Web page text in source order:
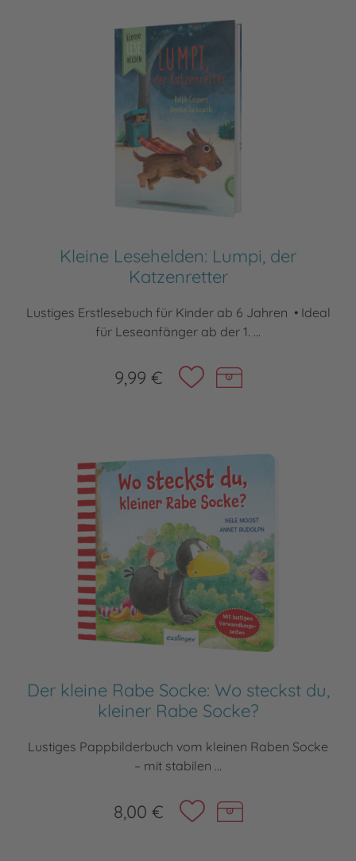
Kleine Lesehelden: Lumpi, der
Katzenretter
Lustiges Erstlesebuch für Kinder ab 6 Jahren • Ideal
für Leseanfänger ab der 1. ...
9,99 €
Der kleine Rabe Socke: Wo steckst du,
kleiner Rabe Socke?
Lustiges Pappbilderbuch vom kleinen Raben Socke
– mit stabilen ...
8,00 €